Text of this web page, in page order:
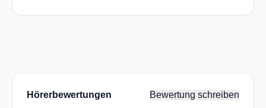
Hörerbewertungen Bewertung schreiben